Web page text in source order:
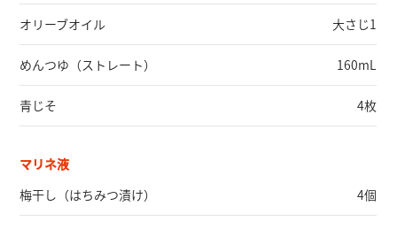
オリーブオイル 大さじ1
めんつゆ （ストレート） 160mL
青じそ 4枚
マリネ液
梅干し （はちみつ漬け） 4個